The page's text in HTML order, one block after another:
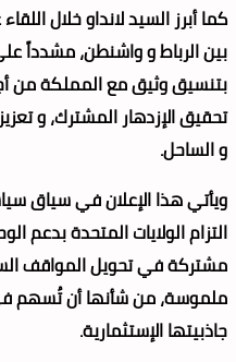
كما أبرز السيد لانداو خلال
بين الرباط و واشنطن، مشدداً
بتنسيق وثيق مع المملكة من
تحقيق الإزدهار المشترك، و
و الساحل.
ويأتي هذا الإعلان في سياق
التزام الولايات المتحدة بدعم
مشتركة في تحويل المواقف
ملموسة، من شأنها أن تُسهم في
جاذبيتها الإستثمارية.